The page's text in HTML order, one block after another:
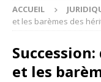
ACCUEIL
et les barèmes des
et les